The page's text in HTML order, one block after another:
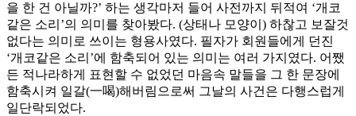
을 한 건 아닐까?’ 하는 생각마저 들어 사전까지 뒤적여 ‘개코
같은 소리’의 의미를 찾아봤다. (상태나 모양이) 하찮고 보잘것
없다는 의미로 쓰이는 형용사였다. 필자가 회원들에게 던진
‘개코같은 소리’에 함축되어 있는 의미는 여러 가지였다. 어쨌
든 적나라하게 표현할 수 없었던 마음속 말들을 그 한 문장에
함축시켜 일갈(一喝)해버림으로써 그날의 사건은 다행스럽게
일단락되었다.